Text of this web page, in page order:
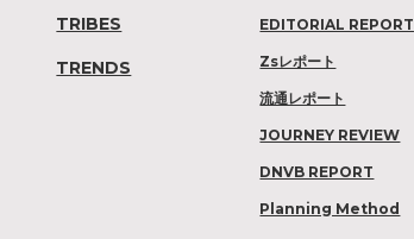
TRIBES
TRENDS
EDITORIAL REPORT
Zsレポート
流通レポート
JOURNEY REVIEW
DNVB REPORT
Planning Method